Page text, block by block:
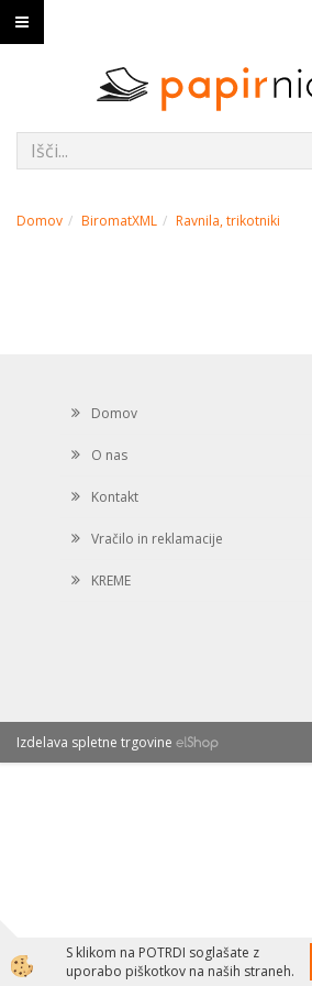
Domov BiromatXML Ravnila, trikotniki
Domov
O nas
Kontakt
Vračilo in reklamacije
KREME
Izdelava spletne trgovine
S klikom na POTRDI soglašate z
uporabo piškotkov na naših straneh.